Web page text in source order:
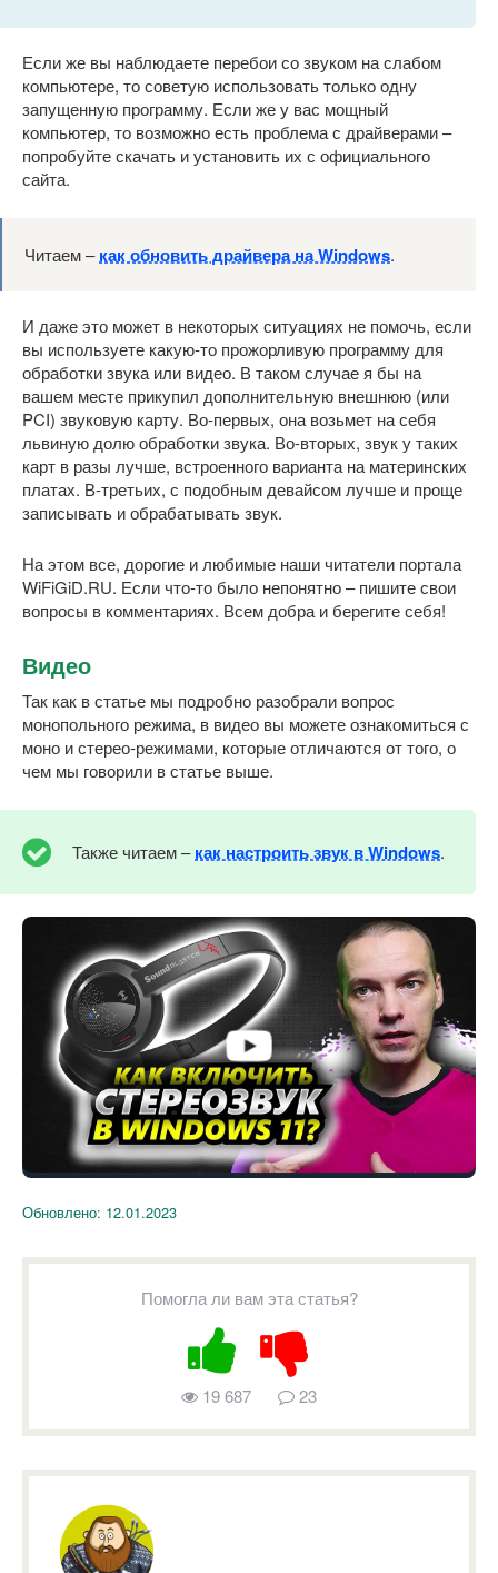
Если же вы наблюдаете перебои со звуком на слабом
компьютере, то советую использовать только одну
запущенную программу. Если же у вас мощный
компьютер, то возможно есть проблема с драйверами –
попробуйте скачать и установить их с официального
сайта.
Читаем –как обновить драйвера на Windows.
И даже это может в некоторых ситуациях не помочь, если
вы используете какую-то прожорливую программу для
обработки звука или видео. В таком случае я бы на
вашем месте прикупил дополнительную внешнюю (или
PCI) звуковую карту. Во-первых, она возьмет на себя
львиную долю обработки звука. Во-вторых, звук у таких
карт в разы лучше, встроенного варианта на материнских
платах. В-третьих, с подобным девайсом лучше и проще
записывать и обрабатывать звук.
На этом все, дорогие и любимые наши читатели портала
WiFiGiD.RU. Если что-то было непонятно – пишите свои
вопросы в комментариях. Всем добра и берегите себя!
Видео
Так как в статье мы подробно разобрали вопрос
монопольного режима, в видео вы можете ознакомиться с
моно и стерео-режимами, которые отличаются от того, о
чем мы говорили в статье выше.
Также читаем –как настроить звук в Windows.
Обновлено: 12.01.2023
Помогла ли вам эта статья?
19 687 23